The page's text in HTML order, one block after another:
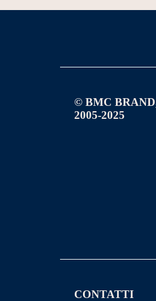
© BMC
2005-2025
CONTATTI